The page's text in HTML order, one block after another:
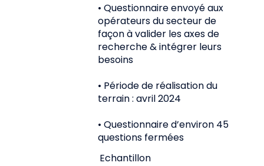
• Questionnaire envoyé aux
opérateurs du secteur de
façon à valider les axes de
recherche & intégrer leurs
besoins
• Période de réalisation du
terrain : avril 2024
• Questionnaire d’environ 45
questions fermées
Echantillon